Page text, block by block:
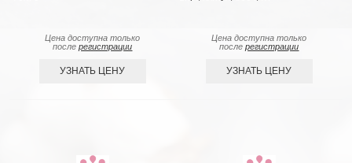
Цена доступна только
послерегистрации
УЗНАТЬ ЦЕНУ
Цена доступна только
послерегистрации
УЗНАТЬ ЦЕНУ